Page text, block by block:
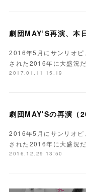
2016年5月にサンリオピ
された2016年に大盛況
2017.01.11 15:19
2016年5月にサンリオピ
された2016年に大盛況
2016.12.29 13:50